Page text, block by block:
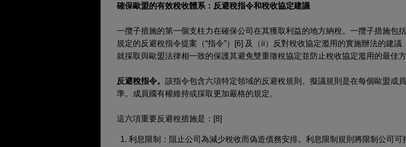
確保歐盟的有效稅收體系：反避稅指令和稅收協定建議
一攬子措施的第一個支柱力在確保公司在其獲取利益的地方納稅。一攬子措施包
規定的反避稅指令提案（“指令”）[6] 及（ii）反對稅收協定濫用的實施辦法的建議
就採取與歐盟法律相一致的保護其避免雙重徵稅協定並防止稅收協定濫用的最佳方
反避稅指令。 該指令包含六項特定領域的反避稅規則。擬議規則是在每個歐盟成
準。成員國有權維持或採取更加嚴格的規定。
這六項重要反避稅措施是：[8]
利息限制：阻止公司為減少稅收而偽造債務安排。利息限制規則將限制公司可